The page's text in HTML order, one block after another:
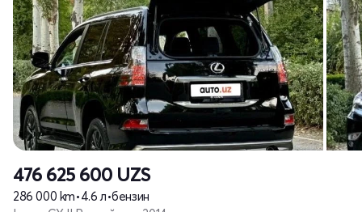
476 625 600 UZS
286 000 km•4.6 л•бензин